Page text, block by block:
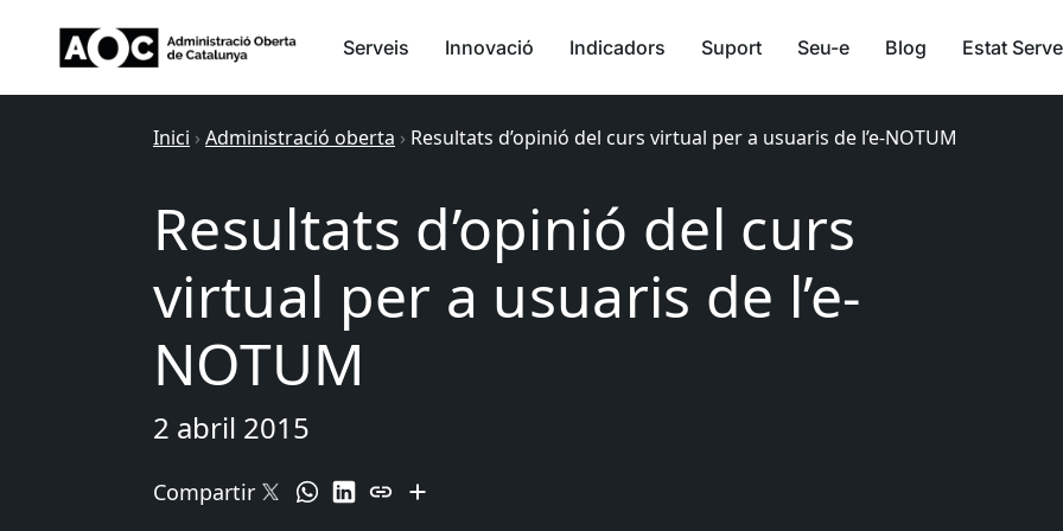
Serveis Innovació Indicadors Suport Seu-e Blog Estat
Inici › Administració oberta › Resultats d’opinió del curs virtual per a usuaris de l’e-NOTUM
Resultats d’opinió del curs
virtual per a usuaris de l’e-
NOTUM
2 abril 2015
Compartir